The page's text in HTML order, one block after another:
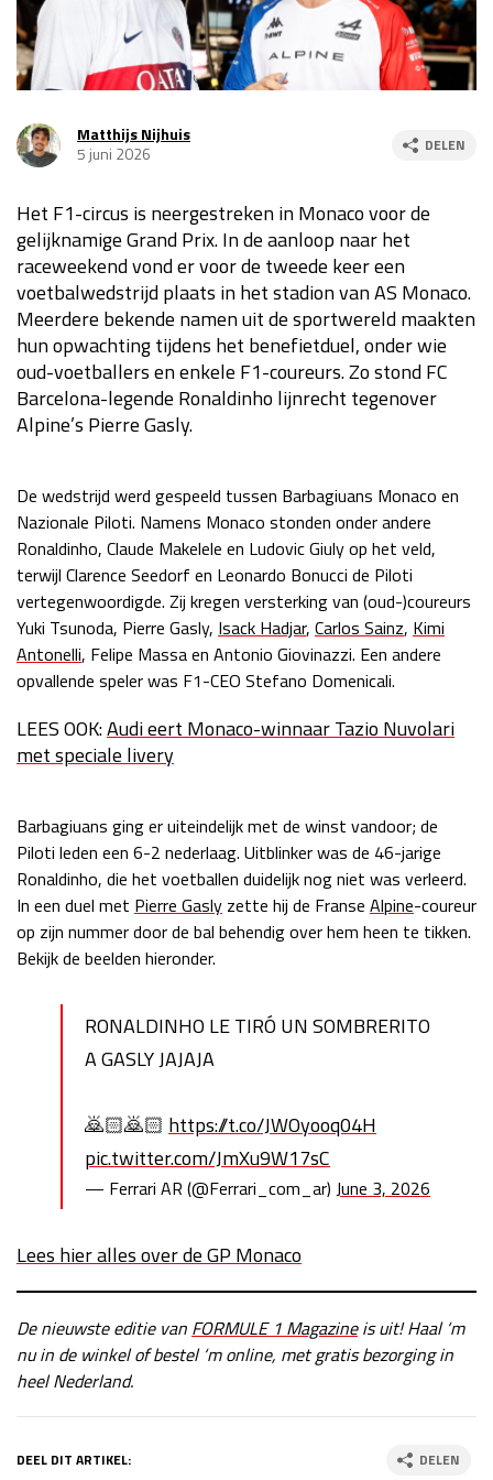
za 13:00 - 15:00
Kwalificatie
za 23:00 - 00:00
Race
zo 21:00 - 23:00
GP MEXICO 2026 30 okt - 01 nov
Kwalificatie
za 22:00 - 23:00
Race
zo 21:00 - 23:00
Kwalificatie
za 19:00 - 20:00
Race
zo 18:00 - 20:00
Kwalificatie
za 05:00 - 06:00
Race
zo 05:00 - 07:00
GP QATAR 2026 27 - 29 nov
Kwalificatie
za 19:00 - 20:00
Race
zo 17:00 - 19:00
GP ABU DHABI 2026 04 - 06 dec
Kwalificatie
za 15:00 - 16:00
Race
zo 14:00 - 16:00
Matthijs Nijhuis
5 juni 2026
DELEN
Het F1-circus is neergestreken in Monaco voor de
gelijknamige Grand Prix. In de aanloop naar het
raceweekend vond er voor de tweede keer een
voetbalwedstrijd plaats in het stadion van AS Monaco.
Meerdere bekende namen uit de sportwereld maakten
hun opwachting tijdens het benefietduel, onder wie
oud-voetballers en enkele F1-coureurs. Zo stond FC
Barcelona-legende Ronaldinho lijnrecht tegenover
Alpine’s Pierre Gasly.
De wedstrijd werd gespeeld tussen Barbagiuans Monaco en
Nazionale Piloti. Namens Monaco stonden onder andere
Ronaldinho, Claude Makelele en Ludovic Giuly op het veld,
terwijl Clarence Seedorf en Leonardo Bonucci de Piloti
vertegenwoordigde. Zij kregen versterking van (oud-)coureurs
Yuki Tsunoda, Pierre Gasly, Isack Hadjar, Carlos Sainz, Kimi
Antonelli, Felipe Massa en Antonio Giovinazzi. Een andere
opvallende speler was F1-CEO Stefano Domenicali.
LEES OOK:Audi eert Monaco-winnaar Tazio Nuvolari
met speciale livery
Barbagiuans ging er uiteindelijk met de winst vandoor; de
Piloti leden een 6-2 nederlaag. Uitblinker was de 46-jarige
Ronaldinho, die het voetballen duidelijk nog niet was verleerd.
In een duel met Pierre Gasly zette hij de Franse Alpine-coureur
op zijn nummer door de bal behendig over hem heen te tikken.
Bekijk de beelden hieronder.
RONALDINHO LE TIRÓ UN SOMBRERITO
A GASLY JAJAJA
🙇🏻🙇🏻 https://t.co/JWOyooq04H
pic.twitter.com/JmXu9W17sC
— Ferrari AR (@Ferrari_com_ar) June 3, 2026
Lees hier alles over de GP Monaco
De nieuwste editie van FORMULE 1 Magazineis uit! Haal ‘m
nu in de winkel of bestel ‘m online, met gratis bezorging in
heel Nederland.
DEEL DIT ARTIKEL: DELEN